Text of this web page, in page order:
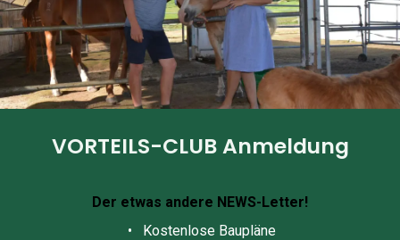
VORTEILS-CLUB Anmeldung
Der etwas andere NEWS-Letter!
• Kostenlose Baupläne